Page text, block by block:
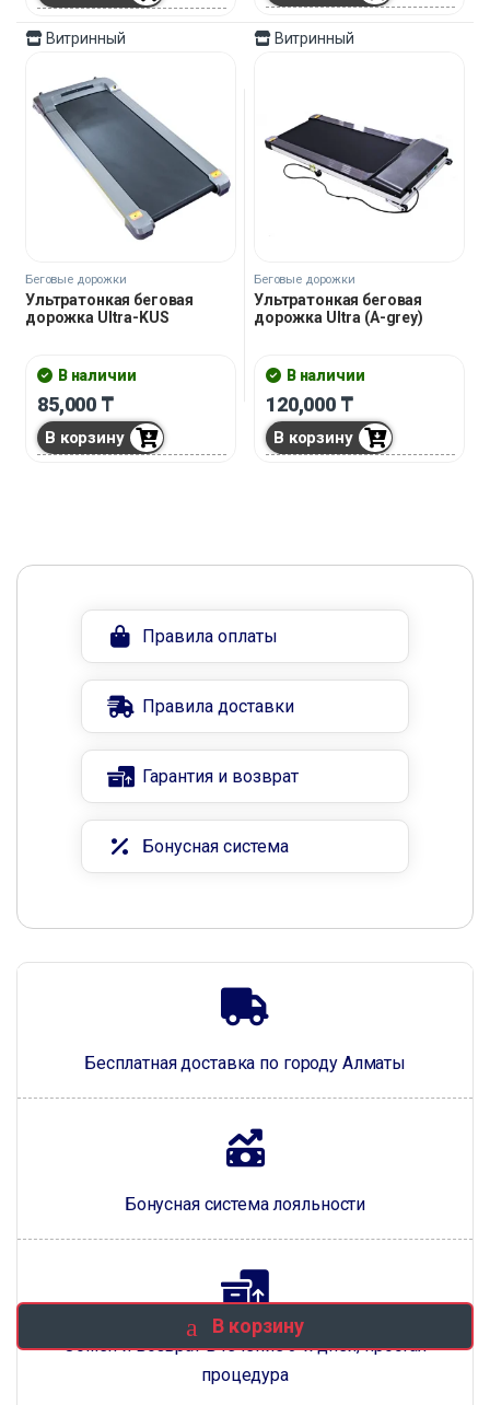
В корзину
Витринный
Беговые дорожки
Ультратонкая беговая
дорожка Ultra-KUS
В наличии
85,000 ₸
В корзину
Витринный
Беговые дорожки
Ультратонкая беговая
дорожка Ultra (A-grey)
В наличии
120,000 ₸
В корзину
Бесплатная доставка по городу Алматы
Бонусная система лояльности
Обмен и возврат в течение 3-х дней, простая
процедура
Правила оплаты
Правила доставки
Гарантия и возврат
Бонусная система